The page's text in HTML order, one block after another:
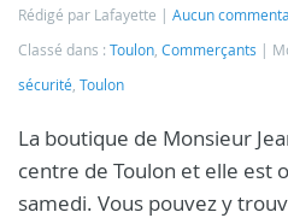
Rédigé par Lafayette
Aucun
Classé dans : Toulon, Commerçants
sécurité, Toulon
La boutique de Monsieur
centre de Toulon et elle est
samedi. Vous pouvez y